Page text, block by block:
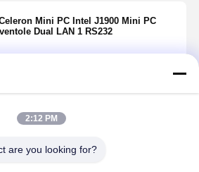
Mini PC Intel J1900 Mini PC
Dual LAN 1 RS232
Continua
2:12 PM
are you looking for?